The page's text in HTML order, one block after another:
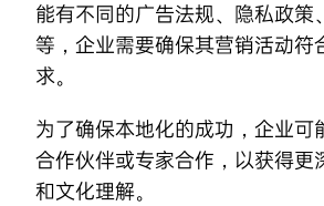
能有不同的广告法规、隐私政策
等，企业需要确保其营销活动符
求。
为了确保本地化的成功，企业可
合作伙伴或专家合作，以获得更
和文化理解。